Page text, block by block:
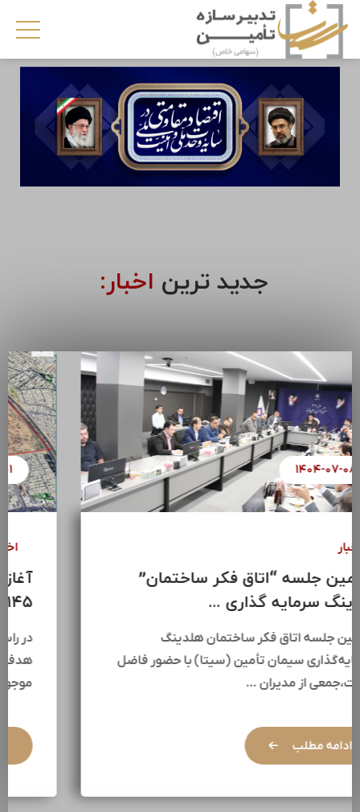
جدید ترین اخبار:
۱۴۰۴-۰۷-۰۸
سومین جلسه “اتاق فکر ساختمان”
هلدینگ سرمایه گذاری ...
سومین جلسه اتاق فکر ساختمان هلدینگ
سرمایه‌گذاری سیمان تأمین (سیتا) با حضور فاضل
عبیات،جمعی از مدیران …
ادامه مطلب